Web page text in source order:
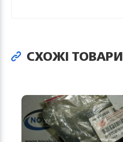
СХОЖІ ТОВАРИ